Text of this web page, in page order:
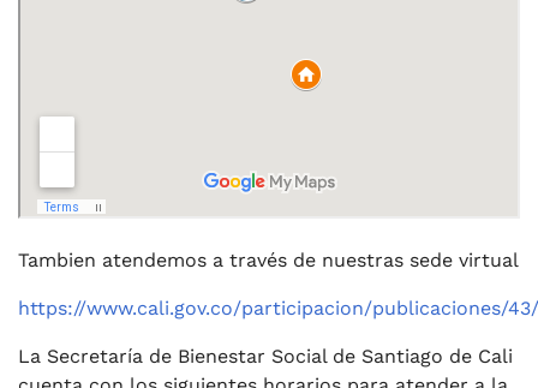
Tambien atendemos a través de nuestras sede virtual
https://www.cali.gov.co/participacion/publicaciones/
La Secretaría de Bienestar Social de Santiago de Cali